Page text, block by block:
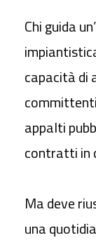
Chi guida
capacità di
appalti
contratti in
Ma deve
una